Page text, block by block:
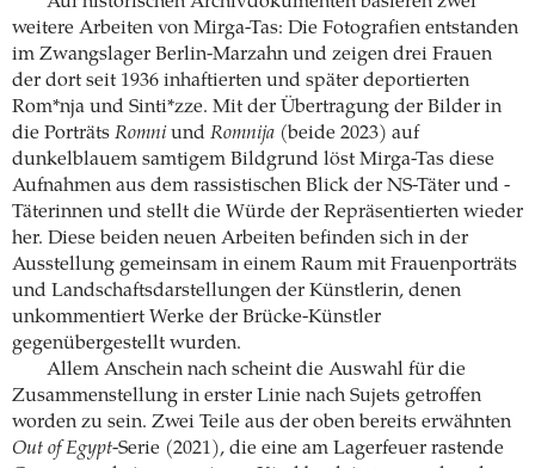
weitere Arbeiten von Mirga-Tas: Die Fotografien entstanden
im Zwangslager Berlin-Marzahn und zeigen drei Frauen
der dort seit 1936 inhaftierten und später deportierten
Rom*nja und Sinti*zze. Mit der Übertragung der Bilder in
die Porträts Romni und Romnija (beide 2023) auf
dunkelblauem samtigem Bildgrund löst Mirga-Tas diese
Aufnahmen aus dem rassistischen Blick der NS-Täter und -
Täterinnen und stellt die Würde der Repräsentierten wieder
her. Diese beiden neuen Arbeiten befinden sich in der
Ausstellung gemeinsam in einem Raum mit Frauenporträts
und Landschaftsdarstellungen der Künstlerin, denen
unkommentiert Werke der Brücke-Künstler
gegenübergestellt wurden.
Allem Anschein nach scheint die Auswahl für die
Zusammenstellung in erster Linie nach Sujets getroffen
worden zu sein. Zwei Teile aus der oben bereits erwähnten
Out of Egypt-Serie (2021), die eine am Lagerfeuer rastende